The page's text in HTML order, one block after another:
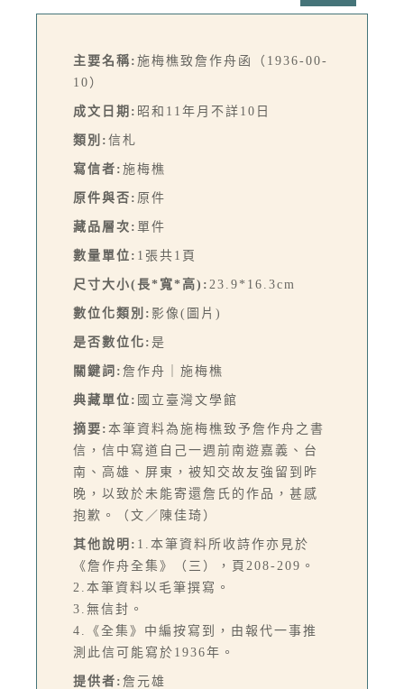
主要名稱: 施梅樵致詹作舟函（1936-00-
10）
成文日期: 昭和11年月不詳10日
類別: 信札
寫信者: 施梅樵
原件與否: 原件
藏品層次: 單件
數量單位: 1張共1頁
尺寸大小(長*寬*高): 23.9*16.3cm
數位化類別: 影像(圖片)
是否數位化: 是
關鍵詞: 詹作舟｜施梅樵
典藏單位: 國立臺灣文學館
摘要: 本筆資料為施梅樵致予詹作舟之書
信，信中寫道自己一週前南遊嘉義、台
南、高雄、屏東，被知交故友強留到昨
晚，以致於未能寄還詹氏的作品，甚感
抱歉。（文／陳佳琦）
其他說明: 1.本筆資料所收詩作亦見於
《詹作舟全集》（三），頁208-209。
2.本筆資料以毛筆撰寫。
3.無信封。
4.《全集》中編按寫到，由報代一事推
測此信可能寫於1936年。
提供者: 詹元雄